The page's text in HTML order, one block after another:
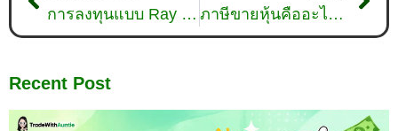
การลงทุนแบบ Ray Dalio ผู้จัดการมือทองของ Hedge Fund ภาษีขายหุ้นคืออะไร? เก็บเมื่อไหร่และกระทบใครบ้าง?
Recent Post